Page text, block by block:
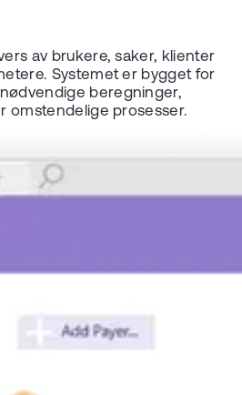
av brukere, saker, klienter
Systemet er bygget for
beregninger,
omstendelige prosesser.